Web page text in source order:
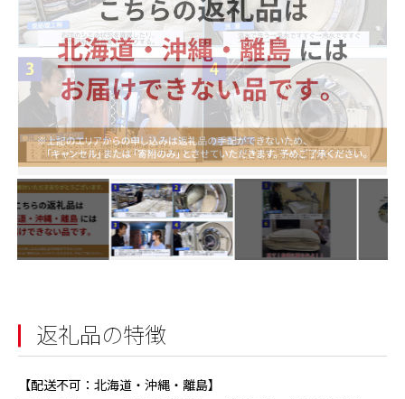
返礼品の特徴
【配送不可：北海道・沖縄・離島】